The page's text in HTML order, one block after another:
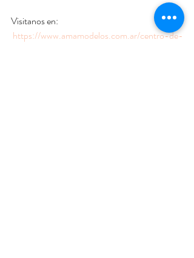
Visitanos en:
https://www.amamodelos.com.ar/centro-de-